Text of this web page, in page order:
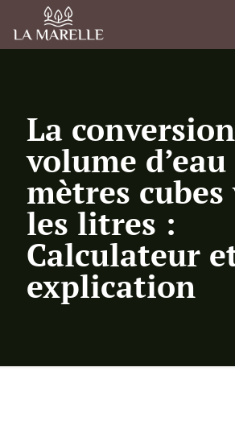
La
volume
mètres cubes
les litres :
Calculateur
explication